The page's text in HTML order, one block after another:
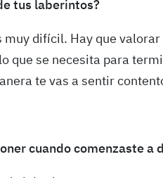
tus laberintos?
muy difícil. Hay que
que se necesita para
te vas a sentir
cuando comenzaste a